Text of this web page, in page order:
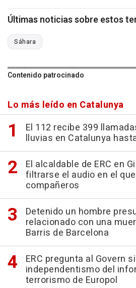
Últimas noticias sobre estos
Sáhara
Contenido patrocinado
Lo más leído en Catalunya
El 112 recibe 399
lluvias en Catalunya
El alcaldable de ERC en
filtrarse el audio en el
compañeros
Detenido un hombre
relacionado con una
Barris de Barcelona
ERC pregunta al Govern
independentismo del
terrorismo de Europol